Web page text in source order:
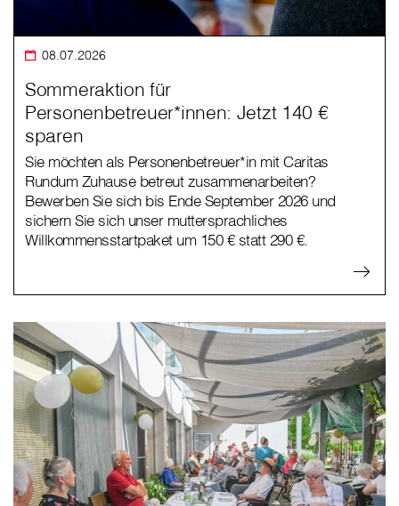
08.07.2026
Sommeraktion für
Personenbetreuer*innen: Jetzt 140 €
sparen
Sie möchten als Personenbetreuer*in mit Caritas
Rundum Zuhause betreut zusammenarbeiten?
Bewerben Sie sich bis Ende September 2026 und
sichern Sie sich unser muttersprachliches
Willkommensstartpaket um 150 € statt 290 €.